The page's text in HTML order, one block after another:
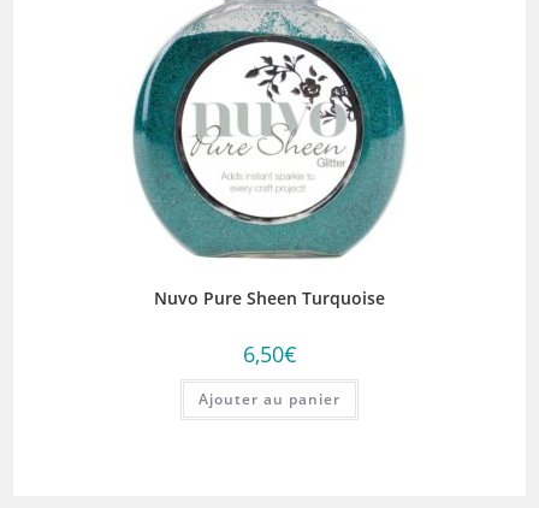
Nuvo Pure Sheen Turquoise
6,50€
Ajouter au panier